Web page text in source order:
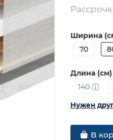
Ширина
70
Длина (см)
140
Нужен
В